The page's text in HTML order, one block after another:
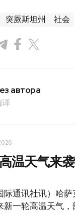
突厥斯坦州 社会
автора
译
温天气来
际通讯社讯）哈
新一轮高温天气